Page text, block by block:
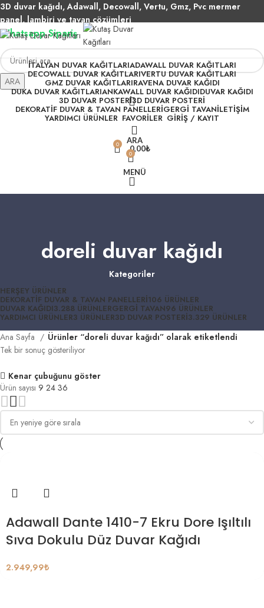
3D duvar kağıdı, Adawall, Decowall, Vertu, Gmz, Pvc mermer
panel, lambiri ve tavan çözümleri
Whatsapp Sipariş
2500 TL üzeri alışverişlerde vade farksız 3 taksit fırsatı!
ARA
0 0,00₺
MENÜ
İTALYAN DUVAR KAĞITLARIADAWALL DUVAR KAĞITLARI
DECOWALL DUVAR KAĞITLARIVERTU DUVAR KAĞITLARI
GMZ DUVAR KAĞITLARIRAVENA DUVAR KAĞIDI
DUKA DUVAR KAĞITLARIANKAWALL DUVAR KAĞIDIDUVAR KAĞIDI
3D DUVAR POSTERI3D DUVAR POSTERI
DEKORATIF DUVAR & TAVAN PANELLERIGERGI TAVANİLETIŞIM
YARDIMCI ÜRÜNLER FAVORİLER GİRİŞ / KAYIT
ARA
0
doreli duvar kağıdı
Kategoriler
HERŞEY ÜRÜNLER
DEKORATIF DUVAR & TAVAN PANELLERI106 ÜRÜNLER
DUVAR KAĞIDI3.288 ÜRÜNLERGERGI TAVAN96 ÜRÜNLER
YARDIMCI ÜRÜNLER3 ÜRÜNLER3D DUVAR POSTERI3.329 ÜRÜNLER
Ana Sayfa
Ürünler “doreli duvar kağıdı” olarak etiketlendi
Tek bir sonuç gösteriliyor
Kenar çubuğunu göster
Ürün sayısı 9 24 36
Adawall Dante 1410-7 Ekru Dore Işıltılı
Sıva Dokulu Düz Duvar Kağıdı
2.949,99₺